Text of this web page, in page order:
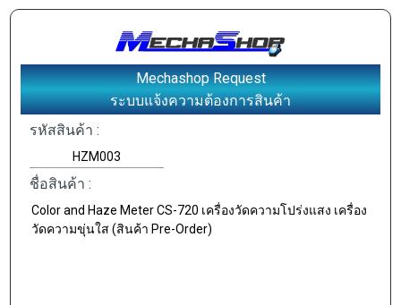
Mechashop Request
ระบบแจ้งความต้องการสินค้า
รหัสสินค้า :
ชื่อสินค้า :